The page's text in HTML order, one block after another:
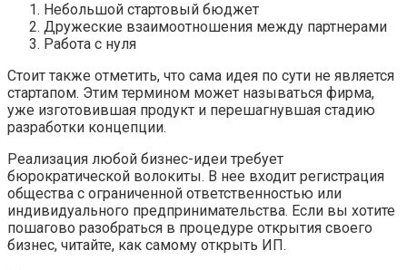
Небольшой стартовый бюджет
Дружеские взаимоотношения между партнерами
Работа с нуля
Стоит также отметить, что сама идея по сути не является
стартапом. Этим термином может называться фирма,
уже изготовившая продукт и перешагнувшая стадию
разработки концепции.
Реализация любой бизнес-идеи требует
бюрократической волокиты. В нее входит регистрация
общества с ограниченной ответственностью или
индивидуального предпринимательства. Если вы хотите
пошагово разобраться в процедуре открытия своего
бизнес, читайте, как самому открыть ИП.